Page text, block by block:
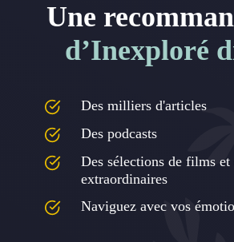
Une
d’Inexploré
Des milliers d'articles
Des podcasts
Des sélections de films
extraordinaires
Naviguez avec vos